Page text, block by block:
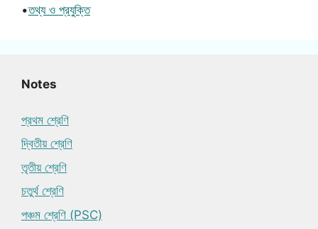
•তথ্য ও প্রযুক্তি
Notes
প্রথম শ্রেণি
দ্বিতীয় শ্রেণি
তৃতীয় শ্রেণি
চতুর্থ শ্রেণি
পঞ্চম শ্রেণি (PSC)